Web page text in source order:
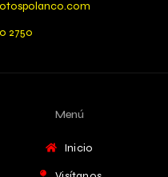
2750
Menú
Inicio